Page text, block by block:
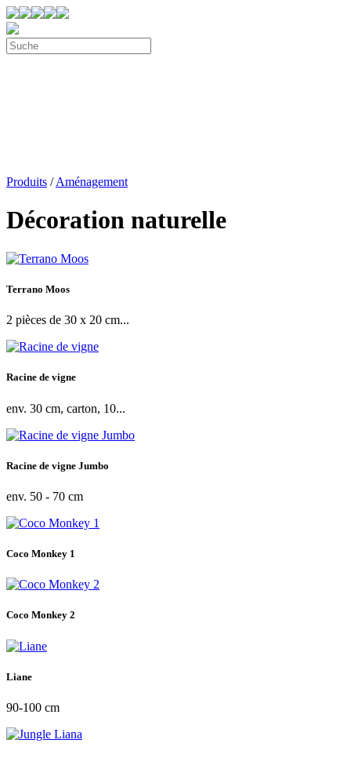
Produits /Aménagement
Décoration naturelle
Terrano Moos
2 pièces de 30 x 20 cm...
Racine de vigne
env. 30 cm, carton, 10...
Racine de vigne Jumbo
env. 50 - 70 cm
Coco Monkey 1
Coco Monkey 2
Liane
90-100 cm